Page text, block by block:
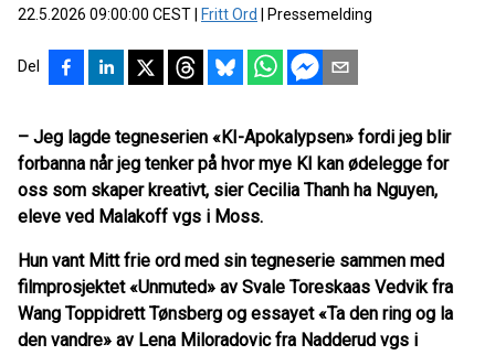
22.5.2026 09:00:00 CEST Fritt Ord Pressemelding
Del
– Jeg lagde tegneserien «KI-Apokalypsen» fordi jeg blir
forbanna når jeg tenker på hvor mye KI kan ødelegge for
oss som skaper kreativt, sier Cecilia Thanh ha Nguyen,
eleve ved Malakoff vgs i Moss.
Hun vant Mitt frie ord med sin tegneserie sammen med
filmprosjektet «Unmuted» av Svale Toreskaas Vedvik fra
Wang Toppidrett Tønsberg og essayet «Ta den ring og la
den vandre» av Lena Miloradovic fra Nadderud vgs i